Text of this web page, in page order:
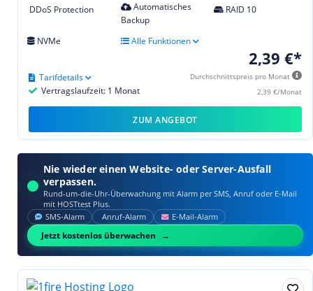
DDoS Protection
Automatisches
Backup
RAID 10
NVMe Alle Funktionen
2,39 €*
Durchschnittspreis pro Monat
2,39 €/Monat
Vertragslaufzeit: 1 Monat
Tarifdetails
ZUM ANGEBOT
Nie wieder einen Website- oder Server-Ausfall
verpassen.
Rund-um-die-Uhr-Überwachung mit Alarm per SMS, Anruf oder E‑Mail
mit HOSTtest Plus.
SMS‑Alarm Anruf‑Alarm E‑Mail‑Alarm
Jetzt kostenlos überwachen